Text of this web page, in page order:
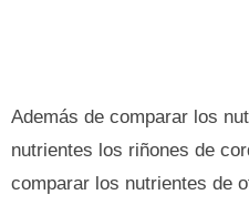
Además de comparar los
nutrientes los riñones de
comparar los nutrientes de